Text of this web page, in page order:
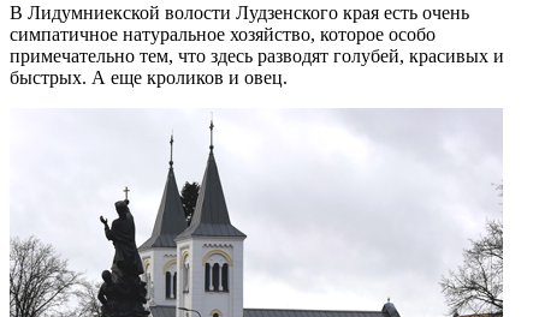
В Лидумниекской волости Лудзенского края есть очень
симпатичное натуральное хозяйство, которое особо
примечательно тем, что здесь разводят голубей, красивых и
быстрых. А еще кроликов и овец.